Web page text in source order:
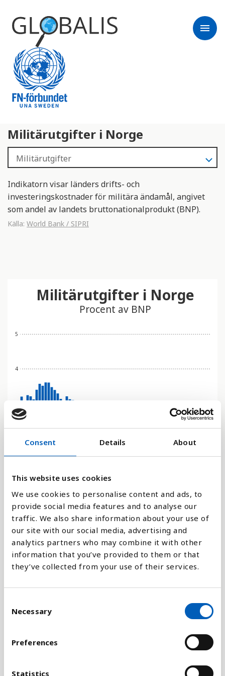
Consent Details About
This website uses cookies
We use cookies to personalise content and ads, to
provide social media features and to analyse our
traffic. We also share information about your use of
our site with our social media, advertising and
analytics partners who may combine it with other
information that you’ve provided to them or that
they’ve collected from your use of their services.
Necessary
Preferences
Statistics
menu
Militärutgifter i Norge
Indikatorn visar länders drifts- och
investeringskostnader för militära ändamål, angivet
som andel av landets bruttonationalprodukt (BNP).
Källa: World Bank / SIPRI
0
4
5
19601963 19661969 1972 1975 1978 19811984 1987199019931996 1999 2002 2005 200820112014 2017 2020
Militärutgifter i Norge
Procent av BNP
Stapeldiagram